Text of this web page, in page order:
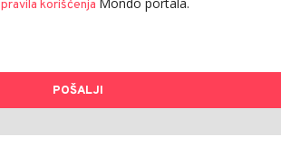
pravila korišćenja
POŠALJI